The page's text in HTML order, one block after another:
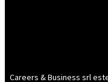
Careers & Business srl